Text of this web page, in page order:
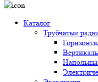
Каталог
Трубчатые